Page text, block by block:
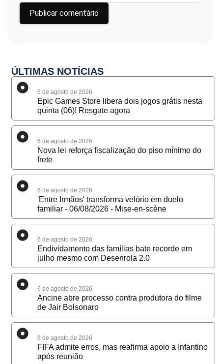
ÚLTIMAS NOTÍCIAS
6 de agosto de 2026
Epic Games Store libera dois jogos grátis nesta
quinta (06)! Resgate agora
6 de agosto de 2026
Nova lei reforça fiscalização do piso mínimo do
frete
6 de agosto de 2026
'Entre Irmãos' transforma velório em duelo
familiar - 06/08/2026 - Mise-en-scène
6 de agosto de 2026
Endividamento das famílias bate recorde em
julho mesmo com Desenrola 2.0
6 de agosto de 2026
Ancine abre processo contra produtora do filme
de Jair Bolsonaro
6 de agosto de 2026
FIFA admite erros, mas reafirma apoio a Infantino
após reunião